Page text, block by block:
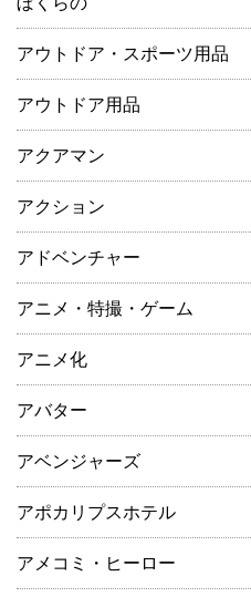
アウトドア・スポーツ用品
アウトドア用品
アクアマン
アクション
アドベンチャー
アニメ・特撮・ゲーム
アニメ化
アバター
アベンジャーズ
アポカリプスホテル
アメコミ・ヒーロー